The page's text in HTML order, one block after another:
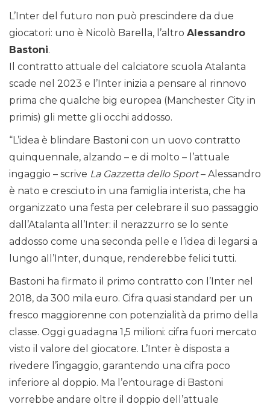
L’Inter del futuro non può prescindere da due
giocatori: uno è Nicolò Barella, l’altro Alessandro
Bastoni.
Il contratto attuale del calciatore scuola Atalanta
scade nel 2023 e l’Inter inizia a pensare al rinnovo
prima che qualche big europea (Manchester City in
primis) gli mette gli occhi addosso.
“L’idea è blindare Bastoni con un uovo contratto
quinquennale, alzando – e di molto – l’attuale
ingaggio – scrive La Gazzetta dello Sport– Alessandro
è nato e cresciuto in una famiglia interista, che ha
organizzato una festa per celebrare il suo passaggio
dall’Atalanta all’Inter: il nerazzurro se lo sente
addosso come una seconda pelle e l’idea di legarsi a
lungo all’Inter, dunque, renderebbe felici tutti.
Bastoni ha firmato il primo contratto con l’Inter nel
2018, da 300 mila euro. Cifra quasi standard per un
fresco maggiorenne con potenzialità da primo della
classe. Oggi guadagna 1,5 milioni: cifra fuori mercato
visto il valore del giocatore. L’Inter è disposta a
rivedere l’ingaggio, garantendo una cifra poco
inferiore al doppio. Ma l’entourage di Bastoni
vorrebbe andare oltre il doppio dell’attuale